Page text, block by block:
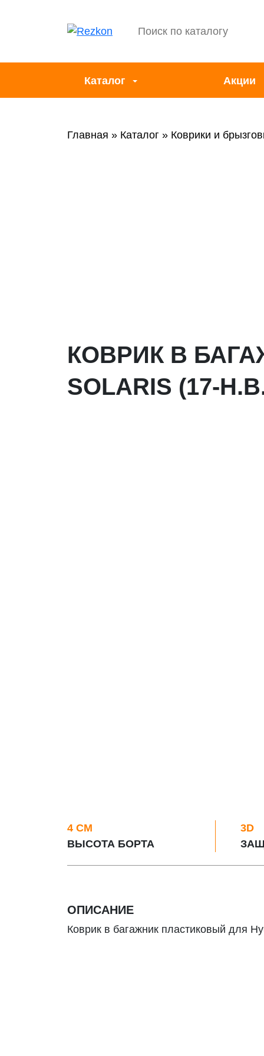
Каталог Акции
Главная Каталог Коврики и
КОВРИК В
SOLARIS (17-
4 СМ
ВЫСОТА БОРТА
3D
ОПИСАНИЕ
Коврик в багажник пластиковый для